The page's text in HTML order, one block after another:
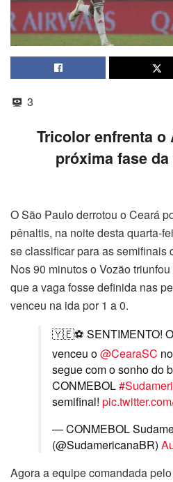
3
Tricolor enfrenta o
próxima fase
O São Paulo derrotou o Ceará
pênaltis, na noite desta quarta-
se classificar para as semifinais
Nos 90 minutos o Vozão
que a vaga fosse definida nas
venceu na ida por 1 a 0.
🇾🇪⚽️ SENTIMENTO! O
venceu o@CearaSC
segue com o sonho do
CONMEBOL
semifinal!
— CONMEBOL
(@SudamericanaBR)
Agora a equipe comandada